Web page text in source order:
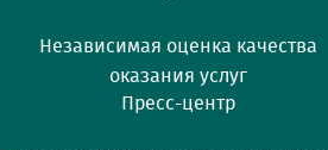
Независимая оценка качества
оказания услуг
Пресс-центр